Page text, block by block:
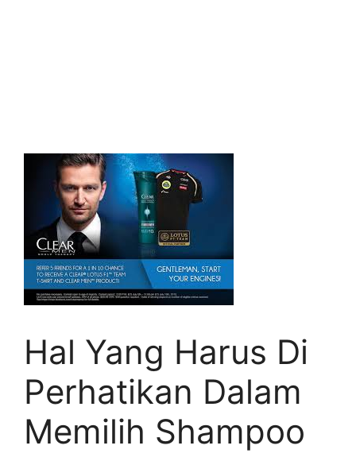
Hal Yang Harus Di
Perhatikan Dalam
Memilih Shampoo